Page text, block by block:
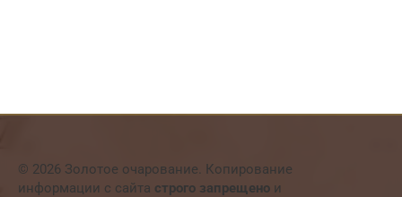
© 2026 Золотое очарование. Копирование
информации с сайта строго запрещено и